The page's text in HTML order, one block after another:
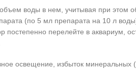
воды в нем, учитывая при
(по 5 мл препарата на 10 л
постепенно перелейте в аквариум,
освещение, избыток